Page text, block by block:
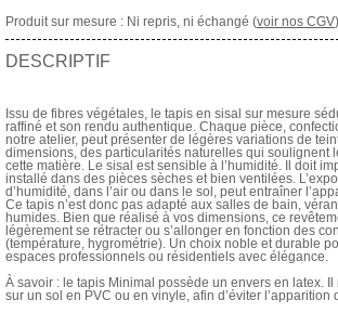
Produit sur mesure : Ni repris, ni échangé (voir nos CGV)
DESCRIPTIF
Issu de fibres végétales, le tapis en sisal sur mesure
raffiné et son rendu authentique. Chaque pièce,
notre atelier, peut présenter de légères variations de
dimensions, des particularités naturelles qui soulignent
cette matière. Le sisal est sensible à l’humidité. Il doit
installé dans des pièces sèches et bien ventilées.
d’humidité, dans l’air ou dans le sol, peut entraîner
Ce tapis n’est donc pas adapté aux salles de bain,
humides. Bien que réalisé à vos dimensions, ce
légèrement se rétracter ou s’allonger en fonction des
(température, hygrométrie). Un choix noble et durable
espaces professionnels ou résidentiels avec élégance.
À savoir : le tapis Minimal possède un envers en latex. Il
sur un sol en PVC ou en vinyle, afin d’éviter